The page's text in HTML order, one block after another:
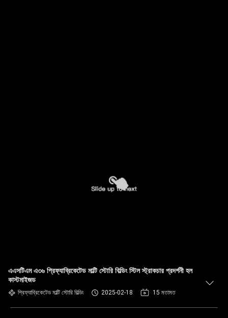
এএসটিএম এ৩৬ প্রিফ্যাব্রিকেটেড মাল্টি স্টোরি বিল্ডিং স্টিল স্ট্রাকচার প্রদর্শনী হল
কাস্টমাইজড
প্রিফ্যাব্রিকেটেড মাল্টি স্টোরি বিল্ডিং 2025-02-18 15 মতামত